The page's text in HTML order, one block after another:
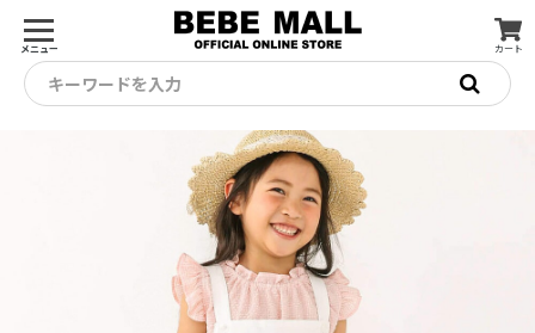
メニュー カート
キーワードを入力